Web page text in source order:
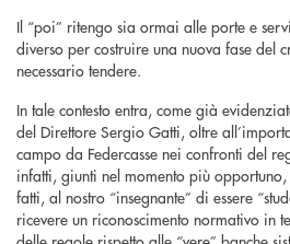
Il “poi” ritengo sia ormai alle porte e
diverso per costruire una nuova fase del
necessario tendere.
In tale contesto entra, come già
del Direttore Sergio Gatti, oltre
campo da Federcasse nei confronti del
infatti, giunti nel momento più
fatti, al nostro “insegnante” di essere
ricevere un riconoscimento normativo in